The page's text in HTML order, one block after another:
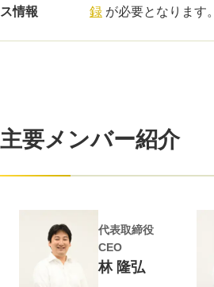
ス情報
録 が必要となります。
主要メンバー紹介
代表取締役
CEO
林 隆弘